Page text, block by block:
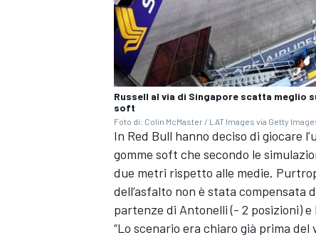
MONOMARCA
Russell al via di Singapore scatta meglio
soft
Foto di: Colin McMaster / LAT Images via Getty
In Red Bull hanno deciso di giocare
gomme soft che secondo le
due metri rispetto alle medie.
dell’asfalto non è stata compensata
partenze di Antonelli (- 2 posizioni)
“Lo scenario era chiaro già prima